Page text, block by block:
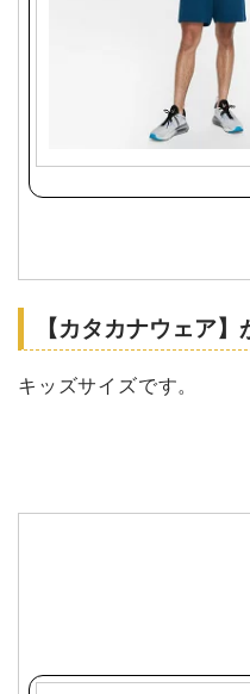
【カタカナウェア
キッズサイズです。